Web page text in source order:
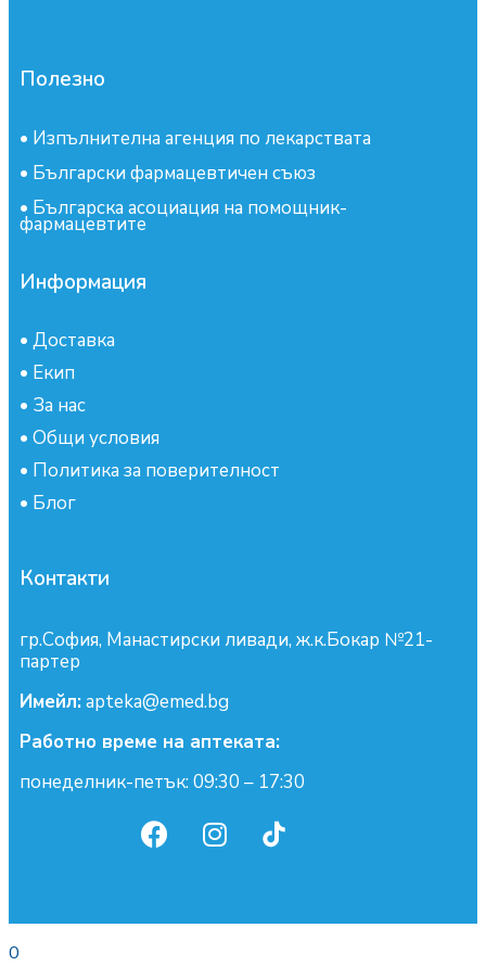
Полезно
• Изпълнителна агенция по лекарствата
• Български фармацевтичен съюз
• Българска асоциация на помощник-
фармацевтите
Информация
• Доставка
• Екип
• За нас
• Общи условия
• Политика за поверителност
• Блог
Контакти
гр.София, Манастирски ливади, ж.к.Бокар №21-
партер
Имейл:apteka@emed.bg
Работно време на аптеката:
понеделник-петък: 09:30 – 17:30
0